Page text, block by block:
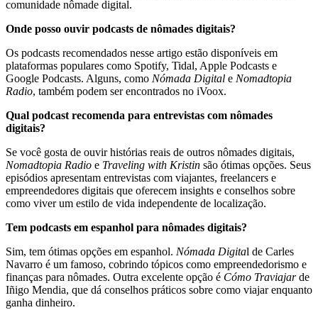
comunidade nômade digital.
Onde posso ouvir podcasts de nômades digitais?
Os podcasts recomendados nesse artigo estão disponíveis em
plataformas populares como Spotify, Tidal, Apple Podcasts e
Google Podcasts. Alguns, como Nómada Digital e Nomadtopia
Radio, também podem ser encontrados no iVoox.
Qual podcast recomenda para entrevistas com nômades
digitais?
Se você gosta de ouvir histórias reais de outros nômades digitais,
Nomadtopia Radio e Traveling with Kristin são ótimas opções. Seus
episódios apresentam entrevistas com viajantes, freelancers e
empreendedores digitais que oferecem insights e conselhos sobre
como viver um estilo de vida independente de localização.
Tem podcasts em espanhol para nômades digitais?
Sim, tem ótimas opções em espanhol. Nómada Digital de Carles
Navarro é um famoso, cobrindo tópicos como empreendedorismo e
finanças para nômades. Outra excelente opção é Cómo Traviajarde
Iñigo Mendia, que dá conselhos práticos sobre como viajar enquanto
ganha dinheiro.